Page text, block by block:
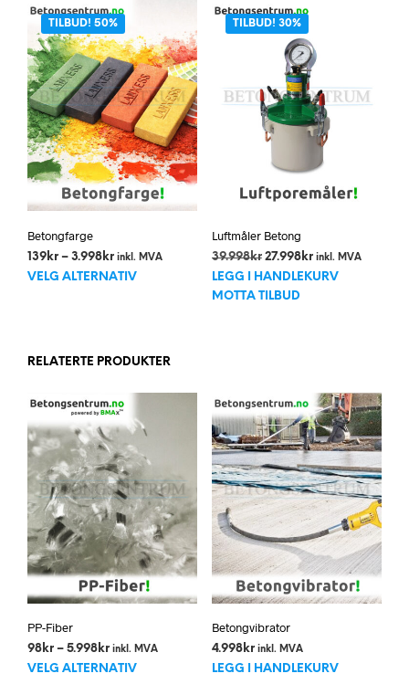
TILBUD! 50%
Betongfarge
139 kr – 3.998 krPrisområde:
139kr
inkl. MVA
VELG ALTERNATIV
Dette
produktet
kan
velges
produktsiden
TILBUD! 30%
Luftmåler Betong
39.998kr Opprinnelig
pris
var:
27.998krNåværende
pris
inkl. MVA
LEGG I HANDLEKURV
MOTTA TILBUD
RELATERTE PRODUKTER
PP-Fiber
98 kr – 5.998 krPrisområde:
98kr
inkl. MVA
VELG ALTERNATIV
Dette
Betongvibrator
4.998kr inkl. MVA
LEGG I HANDLEKURV